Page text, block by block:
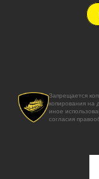
Запрещается
копирования на
иное
согласия